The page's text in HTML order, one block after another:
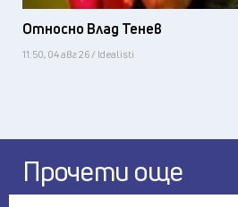
Относно Влад Тенев
11:50, 04 авг 26 / Idealisti
Прочети още